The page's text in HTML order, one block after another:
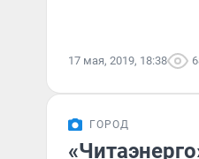
17 мая, 2019, 18:38
ГОРОД